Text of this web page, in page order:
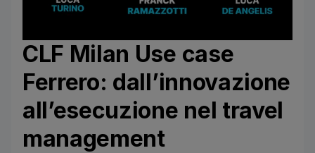
CLF Milan Use case
Ferrero: dall’innovazione
all’esecuzione nel travel
management